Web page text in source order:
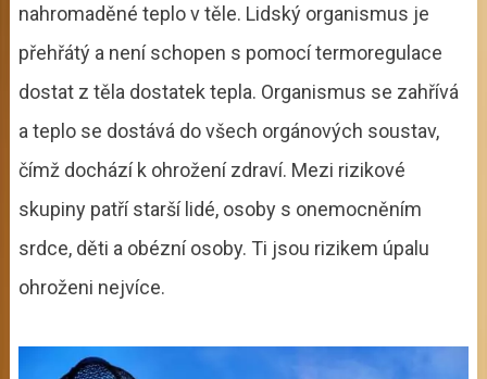
nahromaděné teplo v těle. Lidský organismus je
přehřátý a není schopen s pomocí termoregulace
dostat z těla dostatek tepla. Organismus se zahřívá
a teplo se dostává do všech orgánových soustav,
čímž dochází k ohrožení zdraví. Mezi rizikové
skupiny patří starší lidé, osoby s onemocněním
srdce, děti a obézní osoby. Ti jsou rizikem úpalu
ohroženi nejvíce.